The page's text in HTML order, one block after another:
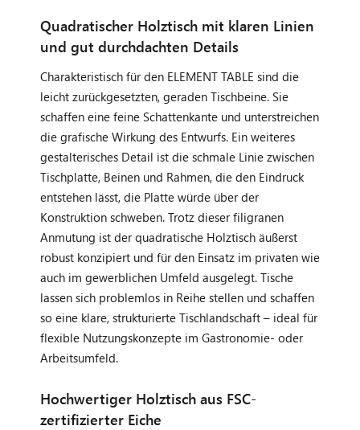
Quadratischer Holztisch mit klaren Linien
und gut durchdachten Details
Charakteristisch für den ELEMENT TABLE sind die
leicht zurückgesetzten, geraden Tischbeine. Sie
schaffen eine feine Schattenkante und unterstreichen
die grafische Wirkung des Entwurfs. Ein weiteres
gestalterisches Detail ist die schmale Linie zwischen
Tischplatte, Beinen und Rahmen, die den Eindruck
entstehen lässt, die Platte würde über der
Konstruktion schweben. Trotz dieser filigranen
Anmutung ist der quadratische Holztisch äußerst
robust konzipiert und für den Einsatz im privaten wie
auch im gewerblichen Umfeld ausgelegt. Tische
lassen sich problemlos in Reihe stellen und schaffen
so eine klare, strukturierte Tischlandschaft – ideal für
flexible Nutzungskonzepte im Gastronomie- oder
Arbeitsumfeld.
Hochwertiger Holztisch aus FSC-
zertifizierter Eiche